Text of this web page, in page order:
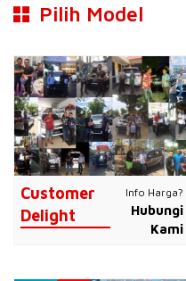
Pilih Model
Customer
Delight
Info Harga?
Hubungi
Kami